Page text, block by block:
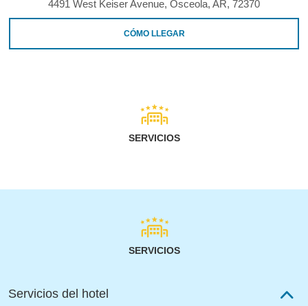
4491 West Keiser Avenue, Osceola, AR, 72370
CÓMO LLEGAR
SERVICIOS
SERVICIOS
Servicios del hotel